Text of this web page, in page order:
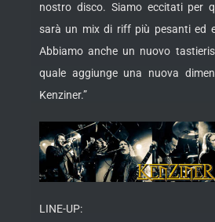
nostro disco. Siamo eccitati per
sarà un mix di riff più pesanti ed
Abbiamo anche un nuovo
quale aggiunge una nuova
Kenziner.”
LINE-UP: